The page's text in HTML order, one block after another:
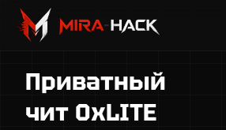
Каталог
Новости
Поддержка
Гарантии
Приватный
чит 0xLITE